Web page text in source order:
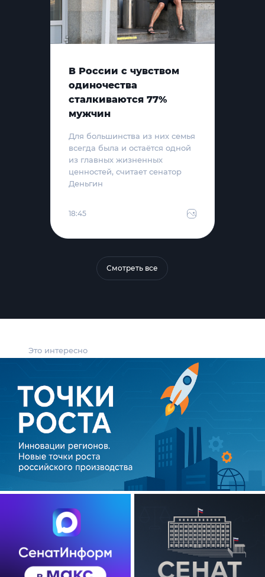
Это интересно
В России с чувством
одиночества
сталкиваются 77%
мужчин
Для большинства из них семья
всегда была и остаётся одной
из главных жизненных
ценностей, считает сенатор
Деньгин
18:45
Смотреть все